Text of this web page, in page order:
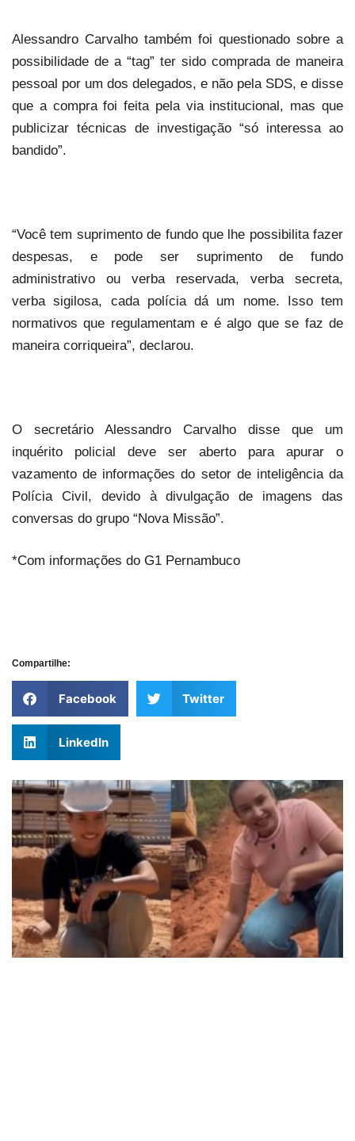
Alessandro Carvalho também foi questionado sobre a
possibilidade de a “tag” ter sido comprada de maneira
pessoal por um dos delegados, e não pela SDS, e disse
que a compra foi feita pela via institucional, mas que
publicizar técnicas de investigação “só interessa ao
bandido”.
“Você tem suprimento de fundo que lhe possibilita fazer
despesas, e pode ser suprimento de fundo
administrativo ou verba reservada, verba secreta,
verba sigilosa, cada polícia dá um nome. Isso tem
normativos que regulamentam e é algo que se faz de
maneira corriqueira”, declarou.
O secretário Alessandro Carvalho disse que um
inquérito policial deve ser aberto para apurar o
vazamento de informações do setor de inteligência da
Polícia Civil, devido à divulgação de imagens das
conversas do grupo “Nova Missão”.
*Com informações do G1 Pernambuco
Compartilhe:
Facebook Twitter
LinkedIn